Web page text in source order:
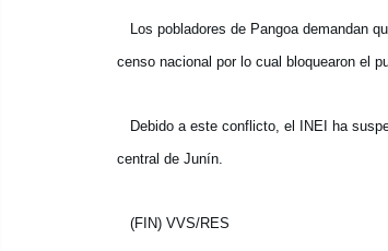
Los pobladores de Pangoa demandan
censo nacional por lo cual bloquearon el
Debido a este conflicto, el INEI ha
central de Junín.
(FIN) VVS/RES